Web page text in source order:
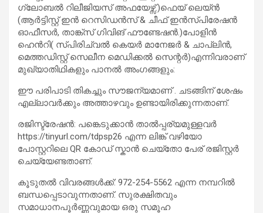
ഗ്ലോബൽ റിലീജിയസ് അഫയേഴ്സ്.)ഫെയ് ലെയ്ൻ
(ആർട്ടിസ്റ്റ് ഇൻ റെസിഡൻസ് & ചീഫ് ഇൻസ്പിരേഷൻ
ഓഫീസർ, താങ്ക്സ് ഗിവിങ് ഫൗണ്ടേഷൻ.)പോളിൻ
ഹെൻറി( സ്പിരിച്വൽ കെയർ മാനേജർ & ചാപ്ലിൻ,
മെത്തഡിസ്റ്റ് സെലീന മെഡിക്കൽ സെന്റർ)എന്നിവരാണ്‌
മുഖ്യാതിഥികളും പാനൽ അംഗങ്ങളും:
ഈ പരിപാടി തികച്ചും സൗജന്യമാണ് . ചടങ്ങിന് ശേഷം
എല്ലാവർക്കും അത്താഴവും ഉണ്ടായിരിക്കുന്നതാണ്.
രജിസ്ട്രേഷൻ: പങ്കെടുക്കാൻ താൽപ്പര്യമുള്ളവർ
https://tinyurl.com/tdpsp26 എന്ന ലിങ്ക് വഴിയോ
പോസ്റ്ററിലെ QR കോഡ് സ്കാൻ ചെയ്തോ പേര് രജിസ്റ്റർ
ചെയ്യേണ്ടതാണ്.
കൂടുതൽ വിവരങ്ങൾക്ക്: 972-254-5562 എന്ന നമ്പറിൽ
ബന്ധപ്പെടാവുന്നതാണ്. സുരക്ഷിതവും
സമാധാനപൂർണ്ണവുമായ ഒരു സമൂഹ